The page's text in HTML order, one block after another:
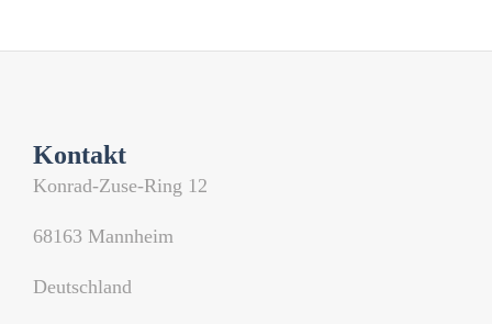
Kontakt
Konrad-Zuse-Ring 12
68163 Mannheim
Deutschland